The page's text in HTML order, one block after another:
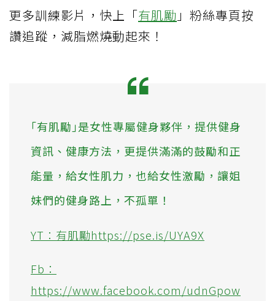
更多訓練影片，快上「有肌勵 」粉絲專頁按
讚追蹤，減脂燃燒動起來！
｢有肌勵｣是女性專屬健身夥伴，提供健身
資訊、健康方法，更提供滿滿的鼓勵和正
能量，給女性肌力，也給女性激勵，讓姐
妹們的健身路上，不孤單！
YT：有肌勵https://pse.is/UYA9X
Fb：
https://www.facebook.com/udnGpow